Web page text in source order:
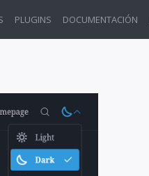
PLUGINS DOCUMENTACIÓN